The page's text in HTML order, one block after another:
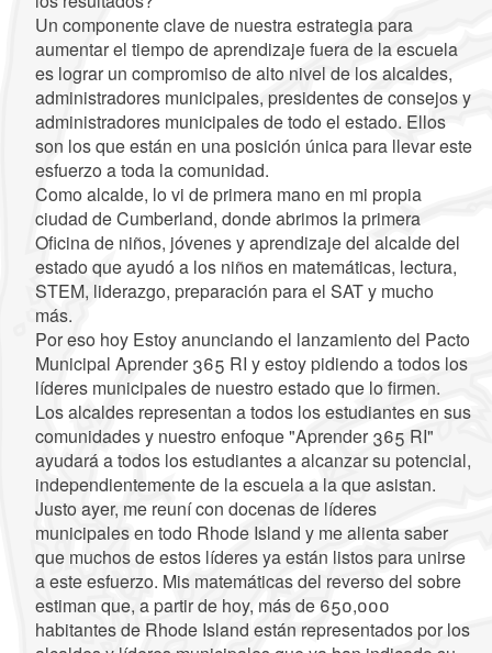
Un componente clave de nuestra estrategia para
aumentar el tiempo de aprendizaje fuera de la escuela
es lograr un compromiso de alto nivel de los alcaldes,
administradores municipales, presidentes de consejos y
administradores municipales de todo el estado. Ellos
son los que están en una posición única para llevar este
esfuerzo a toda la comunidad.
Como alcalde, lo vi de primera mano en mi propia
ciudad de Cumberland, donde abrimos la primera
Oficina de niños, jóvenes y aprendizaje del alcalde del
estado que ayudó a los niños en matemáticas, lectura,
STEM, liderazgo, preparación para el SAT y mucho
más.
Por eso hoy Estoy anunciando el lanzamiento del Pacto
Municipal Aprender 365 RI y estoy pidiendo a todos los
líderes municipales de nuestro estado que lo firmen.
Los alcaldes representan a todos los estudiantes en sus
comunidades y nuestro enfoque "Aprender 365 RI"
ayudará a todos los estudiantes a alcanzar su potencial,
independientemente de la escuela a la que asistan.
Justo ayer, me reuní con docenas de líderes
municipales en todo Rhode Island y me alienta saber
que muchos de estos líderes ya están listos para unirse
a este esfuerzo. Mis matemáticas del reverso del sobre
estiman que, a partir de hoy, más de 650,000
habitantes de Rhode Island están representados por los